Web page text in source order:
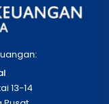
13-14